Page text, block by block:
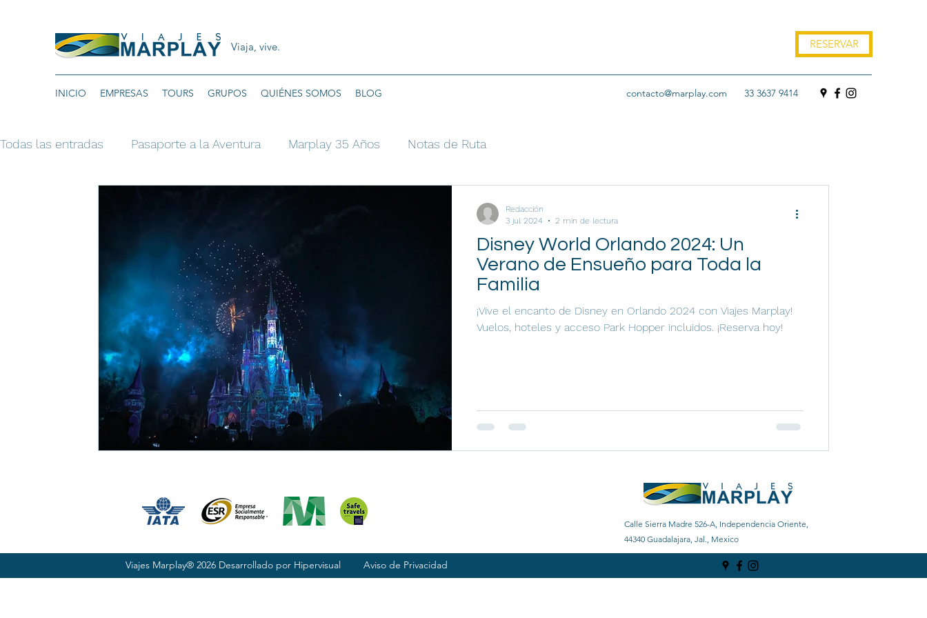
Viaja, vive. RESERVAR
INICIO EMPRESAS TOURS GRUPOS QUIÉNES SOMOS BLOG contacto@marplay.com 33 3637 9414
Todas las entradas Pasaporte a la Aventura Marplay 35 Años Notas de Ruta
Disney World Orlando 2024: Un
Verano de Ensueño para Toda la
Familia
¡Vive el encanto de Disney en Orlando 2024 con Viajes Marplay!
Vuelos, hoteles y acceso Park Hopper incluidos. ¡Reserva hoy!
Redacción
3 jul 2024
2 min de lectura
Calle Sierra Madre 526-A, Independencia Oriente,
44340 Guadalajara, Jal., Mexico
Viajes Marplay® 2026 Desarrollado por Hipervisual Aviso de Privacidad